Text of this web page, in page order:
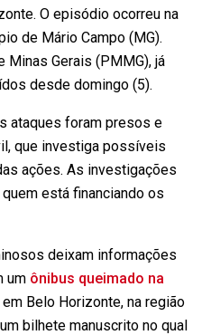
O episódio ocorreu na
de Mário Campo (MG).
Minas Gerais (PMMG), já
desde domingo (5).
ataques foram presos e
que investiga possíveis
ações. As investigações
está financiando os
deixam informações
um ônibus queimado na
Belo Horizonte, na região
bilhete manuscrito no qual